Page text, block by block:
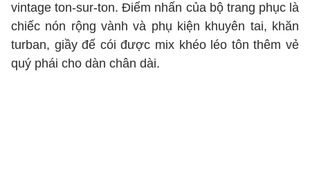
vintage ton-sur-ton. Điểm nhấn của bộ trang phục là
chiếc nón rộng vành và phụ kiện khuyên tai, khăn
turban, giầy đế cói được mix khéo léo tôn thêm vẻ
quý phái cho dàn chân dài.